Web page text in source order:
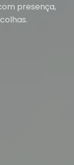
presença,